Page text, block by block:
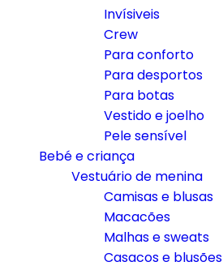
Invísiveis
Crew
Para conforto
Para desportos
Para botas
Vestido e joelho
Pele sensível
Bebé e criança
Vestuário de menina
Camisas e blusas
Macacões
Malhas e sweats
Casacos e blusões